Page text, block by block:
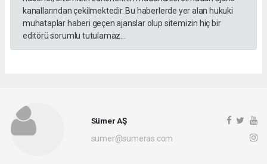
kanallarından çekilmektedir. Bu haberlerde yer alan hukuki
muhataplar haberi geçen ajanslar olup sitemizin hiç bir
editörü sorumlu tutulamaz...
Sümer AŞ
sumer@sumeras.com